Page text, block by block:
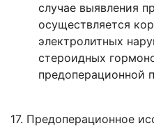
случае выявления
осуществляется
электролитных
стероидных
предоперационной
17. Предоперационное